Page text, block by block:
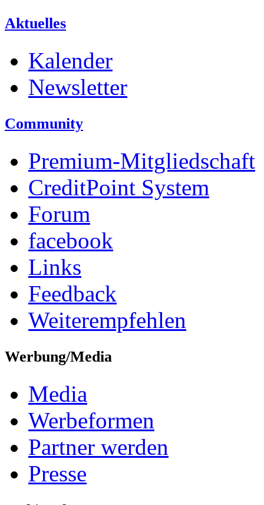
Aktuelles
Kalender
Newsletter
Community
Premium-Mitgliedschaft
CreditPoint System
Forum
facebook
Links
Feedback
Weiterempfehlen
Werbung/Media
Media
Werbeformen
Partner werden
Presse